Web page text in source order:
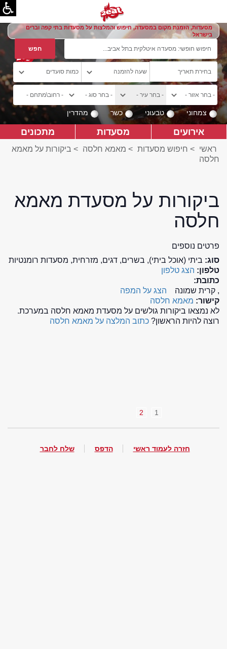
מסעדות, הזמנת מקום במסעדה, חיפוש והמלצות על מסעדות בתי קפה וברים
בישראל
צמחוני טבעוני כשר מהדרין
אירועים מסעדות מתכונים
ראשי > חיפוש מסעדות > מאמא חלסה > ביקורות על מאמא
חלסה
ביקורות על מסעדת מאמא
חלסה
פרטים נוספים
סוג: ביתי (אוכל ביתי), בשרים, דגים, מזרחית, מסעדות רומנטיות
טלפון: הצג טלפון
כתובת:
, קרית שמונה
הצג על המפה
קישור: מאמא חלסה
לא נמצאו ביקורות גולשים על מסעדת מאמא חלסה במערכת.
רוצה להיות הראשון? כתוב המלצה על מאמא חלסה
1
2
חזרה לעמוד ראשי הדפס שלח לחבר